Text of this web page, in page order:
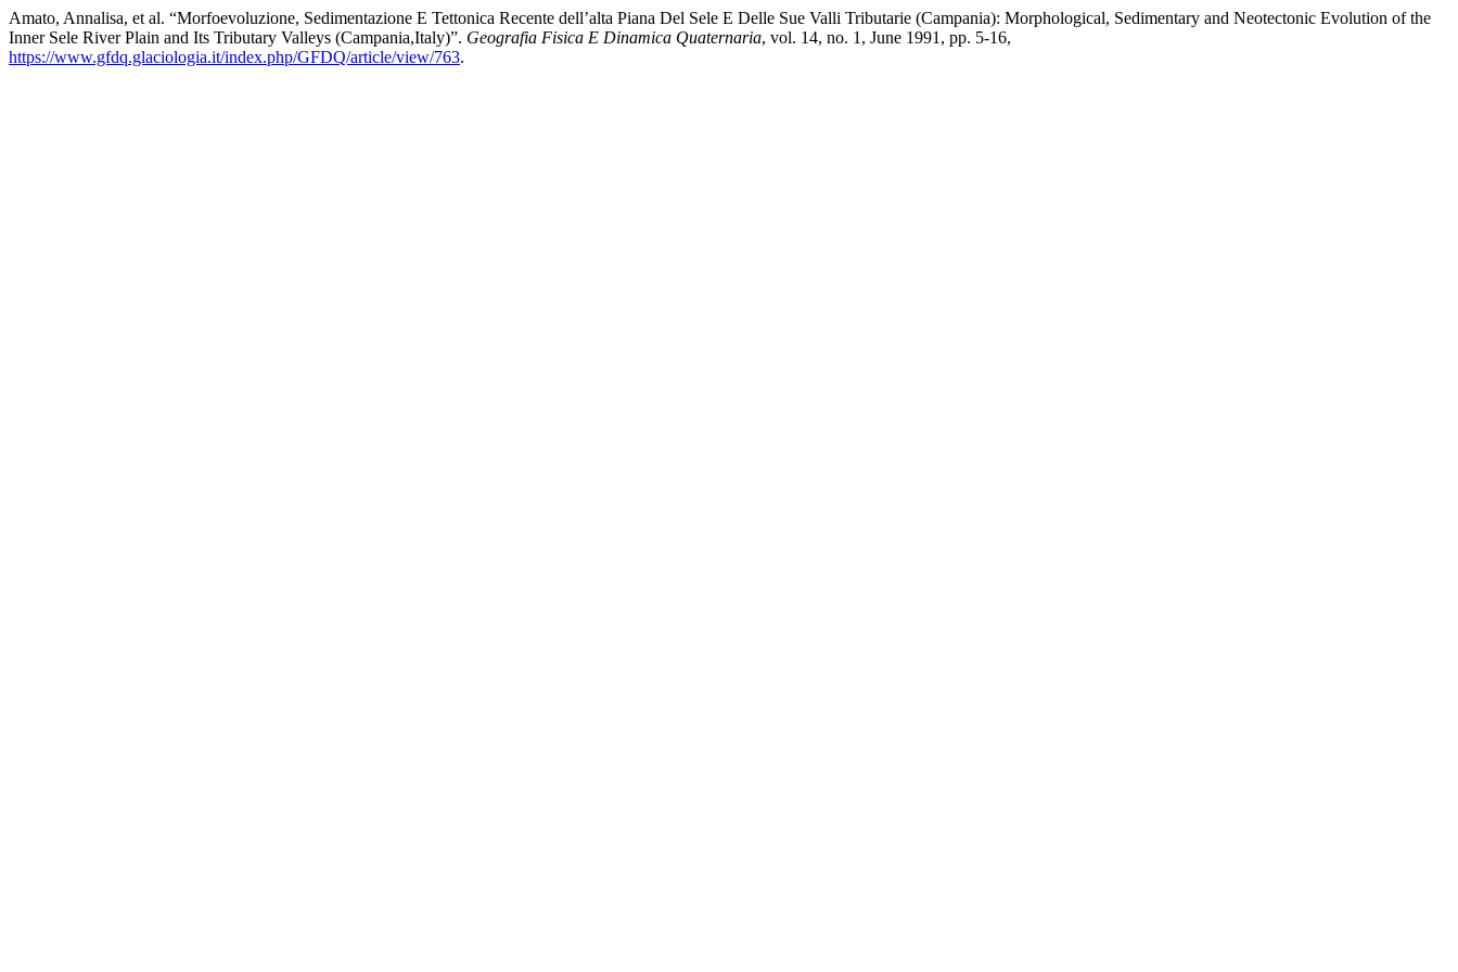
Amato, Annalisa, et al. “Morfoevoluzione, Sedimentazione E Tettonica Recente dell’alta Piana Del Sele E Delle Sue Valli Tributarie (Campania): Morphological, Sedimentary and Neotectonic Evolution of the
Inner Sele River Plain and Its Tributary Valleys (Campania,Italy)”. Geografia Fisica E Dinamica Quaternaria, vol. 14, no. 1, June 1991, pp. 5-16,
https://www.gfdq.glaciologia.it/index.php/GFDQ/article/view/763.